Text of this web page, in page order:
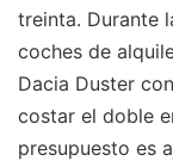
treinta. Durante
coches de
Dacia Duster
costar el doble
presupuesto es